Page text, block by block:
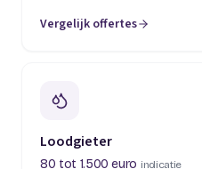
Vergelijk offertes
(opent in een nieuw tabblad)
Loodgieter
80 tot 1.500 euro indicatie